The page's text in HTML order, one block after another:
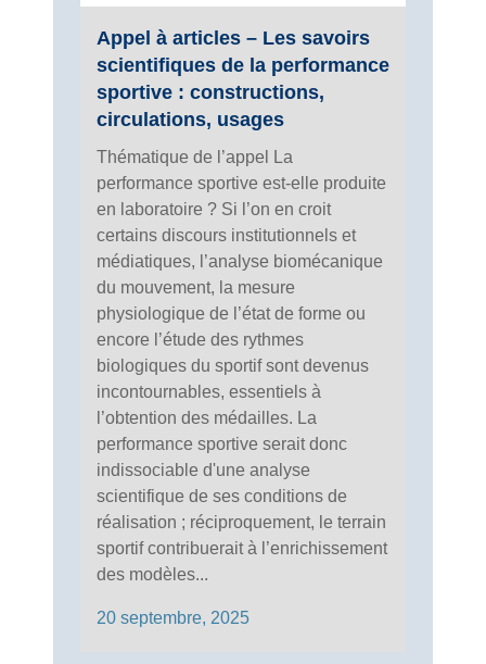
Appel à articles – Les savoirs
scientifiques de la performance
sportive : constructions,
circulations, usages
Thématique de l’appel La
performance sportive est-elle produite
en laboratoire ? Si l’on en croit
certains discours institutionnels et
médiatiques, l’analyse biomécanique
du mouvement, la mesure
physiologique de l’état de forme ou
encore l’étude des rythmes
biologiques du sportif sont devenus
incontournables, essentiels à
l’obtention des médailles. La
performance sportive serait donc
indissociable d'une analyse
scientifique de ses conditions de
réalisation ; réciproquement, le terrain
sportif contribuerait à l’enrichissement
des modèles...
20 septembre, 2025